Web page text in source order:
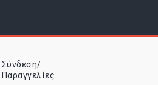
Σύνδεση/
Παραγγελίες